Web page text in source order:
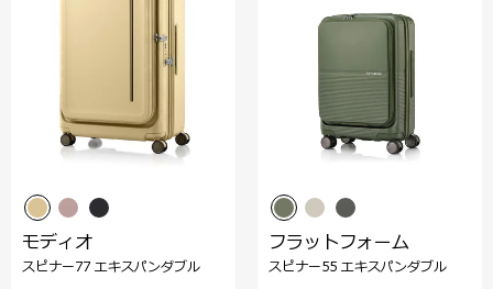
モディオ
スピナー77 エキスパンダブル
フラットフォーム
スピナー55 エキスパンダブル